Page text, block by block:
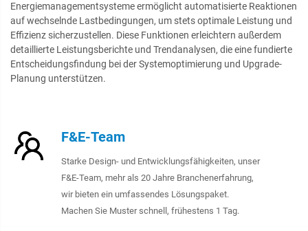
Energiemanagementsysteme ermöglicht automatisierte Reaktionen
auf wechselnde Lastbedingungen, um stets optimale Leistung und
Effizienz sicherzustellen. Diese Funktionen erleichtern außerdem
detaillierte Leistungsberichte und Trendanalysen, die eine fundierte
Entscheidungsfindung bei der Systemoptimierung und Upgrade-
Planung unterstützen.
F&E-Team
Starke Design- und Entwicklungsfähigkeiten, unser
F&E-Team, mehr als 20 Jahre Branchenerfahrung,
wir bieten ein umfassendes Lösungspaket.
Machen Sie Muster schnell, frühestens 1 Tag.